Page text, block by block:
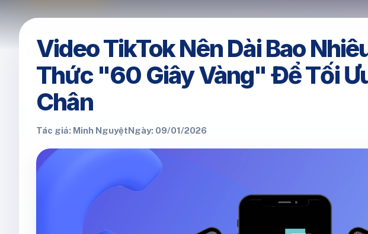
Video TikTok Nên Dài Bao
Thức "60 Giây Vàng" Để Tối
Chân
Tác giả: Minh NguyệtNgày: 09/01/2026